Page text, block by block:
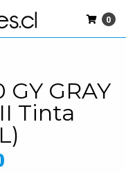
0
GRAY
Tinta